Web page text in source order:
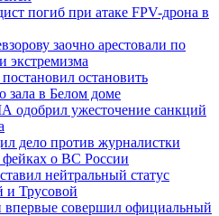
погиб при атаке FPV-дрона в
заочно арестовали по
экстремизма
остановить
зала в Белом доме
одобрил ужесточение санкций
дело против журналистки
о ВС России
нейтральный статус
и Трусовой
впервые совершил официальный